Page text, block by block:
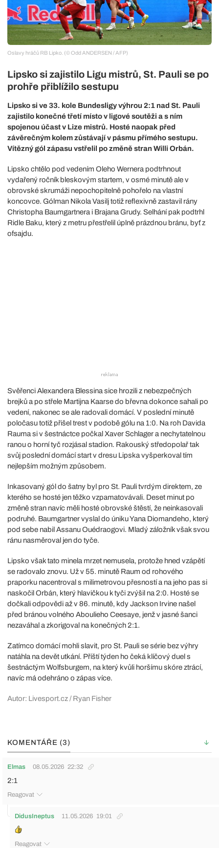
Oslavy hráčů RB Lipko. (© Odd ANDERSEN / AFP)
Lipsko si zajistilo Ligu mistrů, St. Pauli se po
prohře přiblížilo sestupu
Lipsko si ve 33. kole Bundesligy výhrou 2:1 nad St. Pauli
zajistilo konečné třetí místo v ligové soutěži a s ním
spojenou účast v Lize mistrů. Hosté naopak před
závěrečným kolem zůstávají v pásmu přímého sestupu.
Vítězný gól zápasu vstřelil po změně stran Willi Orbán.
Lipsko chtělo pod vedením Oleho Wernera podtrhnout
vydařený ročník bleskovým startem, v osmé minutě ale v
obrovské skrumáži nepochopitelně pohořelo na vlastní
koncovce. Gólman Nikola Vasilj totiž reflexivně zastavil rány
Christopha Baumgartnera i Brajana Grudy. Selhání pak podtrhl
Ridle Baku, který z metru přestřelil úplně prázdnou bránu, byť z
ofsajdu.
Svěřenci Alexandera Blessina sice hrozili z nebezpečných
brejků a po střele Martijna Kaarse do břevna dokonce sahali po
vedení, nakonec se ale radovali domácí. V poslední minutě
poločasu totiž přišel trest v podobě gólu na 1:0. Na roh Davida
Rauma si v šestnáctce počkal Xaver Schlager a nechytatelnou
ranou o horní tyč rozjásal stadion. Rakouský středopolař tak
svůj poslední domácí start v dresu Lipska vyšperkoval tím
nejlepším možným způsobem.
Inkasovaný gól do šatny byl pro St. Pauli tvrdým direktem, ze
kterého se hosté jen těžko vzpamatovávali. Deset minut po
změně stran navíc měli hosté obrovské štěstí, že neinkasovali
podruhé. Baumgartner vyslal do úniku Yana Diomandeho, který
pod sebe nabil Assanu Ouédraogovi. Mladý záložník však svou
ránu nasměroval jen do tyče.
Lipsko však tato minela mrzet nemusela, protože hned vzápětí
se radovalo znovu. Už v 55. minutě Raum od rohového
praporku nacentroval s milimetrovou přesností a na jeho pas si
naskočil Orbán, který hlavičkou k tyči zvýšil na 2:0. Hosté se
dočkali odpovědi až v 86. minutě, kdy Jackson Irvine našel
před bránou volného Aboulieho Ceesaye, jenž v jasné šanci
nezaváhal a zkorigoval na konečných 2:1.
Zatímco domácí mohli slavit, pro St. Pauli se série bez výhry
natáhla na devět utkání. Příští týden ho čeká klíčový duel s
šestnáctým Wolfsburgem, na který kvůli horšímu skóre ztrácí,
navíc má odehráno o zápas více.
Autor: Livesport.cz / Ryan Fisher
KOMENTÁŘE (3)
Elmas 08.05.2026 22:32
2:1
Reagovat
DidusIneptus 11.05.2026 19:01
Reagovat